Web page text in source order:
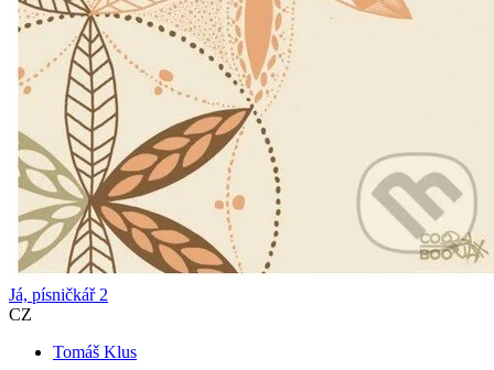
Já, písničkář 2
CZ
Tomáš Klus